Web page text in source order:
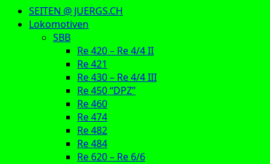
SEITEN @ JUERGS.CH
Lokomotiven
SBB
Re 420 – Re 4/4 II
Re 421
Re 430 – Re 4/4 III
Re 450 “DPZ”
Re 460
Re 474
Re 482
Re 484
Re 620 – Re 6/6